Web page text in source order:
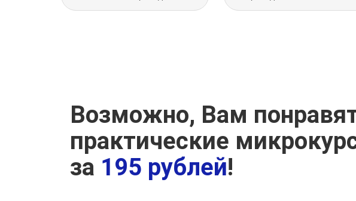
Возможно, Вам
практические
за 195 рублей!